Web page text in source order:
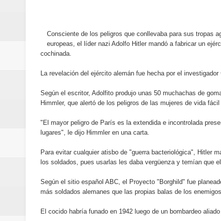
Humano Seguros inaugura
Banreservas destina RD$5,000
Maridalia Hernández y El
Domingo
Consciente de los peligros que conllevaba para sus tropas
europeas, el líder nazi Adolfo Hitler mandó a fabricar un
cochinada.
La revelación del ejército alemán fue hecha por el
Según el escritor, Adolfito produjo unas 50 muchachas de
Himmler, que alertó de los peligros de las mujeres de vida
"El mayor peligro de París es la extendida e incontrolada
lugares", le dijo Himmler en una carta.
Para evitar cualquier atisbo de "guerra bacteriológica", Hitler
los soldados, pues usarlas les daba vergüenza y temían que
Según el sitio español ABC, el Proyecto "Borghild" fue
más soldados alemanes que las propias balas de los
El cocido habría funado en 1942 luego de un bombardeo